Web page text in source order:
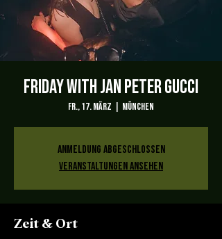
Friday with Jan Peter Gucci
Fr., 17. März München
Anmeldung abgeschlossen
Veranstaltungen ansehen
Zeit & Ort